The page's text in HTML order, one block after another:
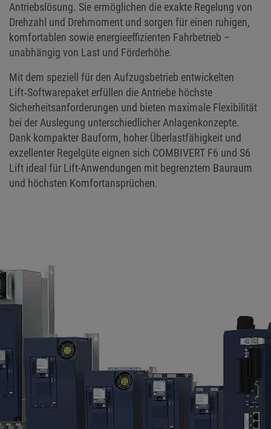
Antriebslösung. Sie ermöglichen die exakte Regelung von
Drehzahl und Drehmoment und sorgen für einen ruhigen,
komfortablen sowie energieeffizienten Fahrbetrieb –
unabhängig von Last und Förderhöhe.
Mit dem speziell für den Aufzugsbetrieb entwickelten
Lift‑Softwarepaket erfüllen die Antriebe höchste
Sicherheitsanforderungen und bieten maximale Flexibilität
bei der Auslegung unterschiedlicher Anlagenkonzepte.
Dank kompakter Bauform, hoher Überlastfähigkeit und
exzellenter Regelgüte eignen sich COMBIVERT F6 und S6
Lift ideal für Lift-Anwendungen mit begrenztem Bauraum
und höchsten Komfortansprüchen.